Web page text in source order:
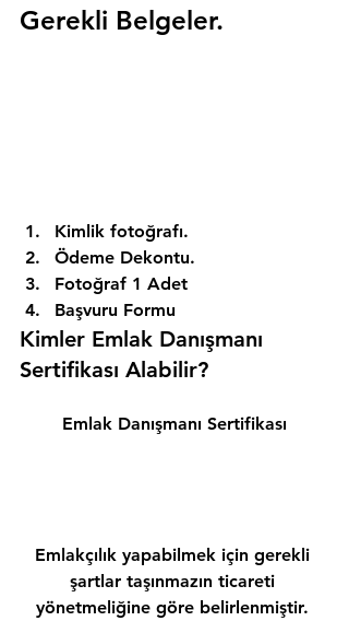
Gerekli Belgeler.
Kimlik fotoğrafı.
Ödeme Dekontu.
Fotoğraf 1 Adet
Başvuru Formu
Kimler Emlak Danışmanı
Sertifikası Alabilir?
Emlak Danışmanı Sertifikası
Emlakçılık yapabilmek için gerekli
şartlar taşınmazın ticareti
yönetmeliğine göre belirlenmiştir.